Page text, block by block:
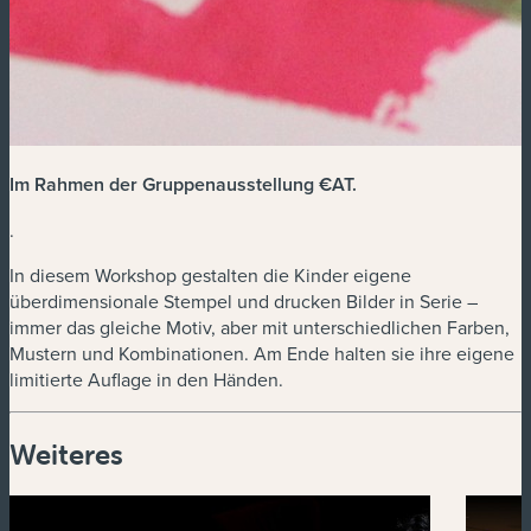
Im Rahmen der Gruppenausstellung €AT.
.
In diesem Workshop gestalten die Kinder eigene
überdimensionale Stempel und drucken Bilder in Serie –
immer das gleiche Motiv, aber mit unterschiedlichen Farben,
Mustern und Kombinationen. Am Ende halten sie ihre eigene
limitierte Auflage in den Händen.
Weiteres